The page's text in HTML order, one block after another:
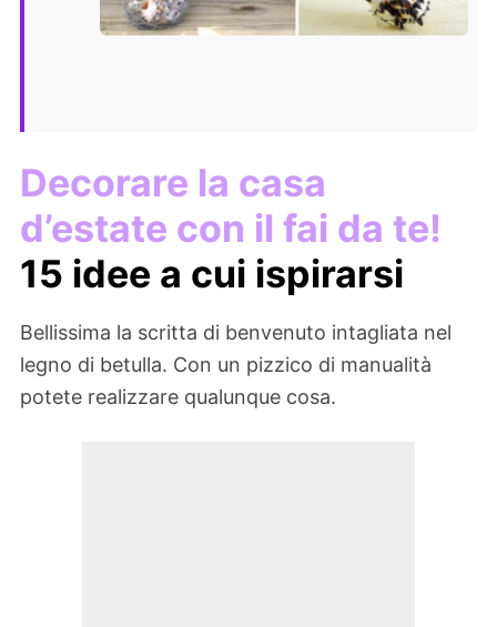
Decorare la casa
d’estate con il fai da te!
15 idee a cui ispirarsi
Bellissima la scritta di benvenuto intagliata nel
legno di betulla. Con un pizzico di manualità
potete realizzare qualunque cosa.